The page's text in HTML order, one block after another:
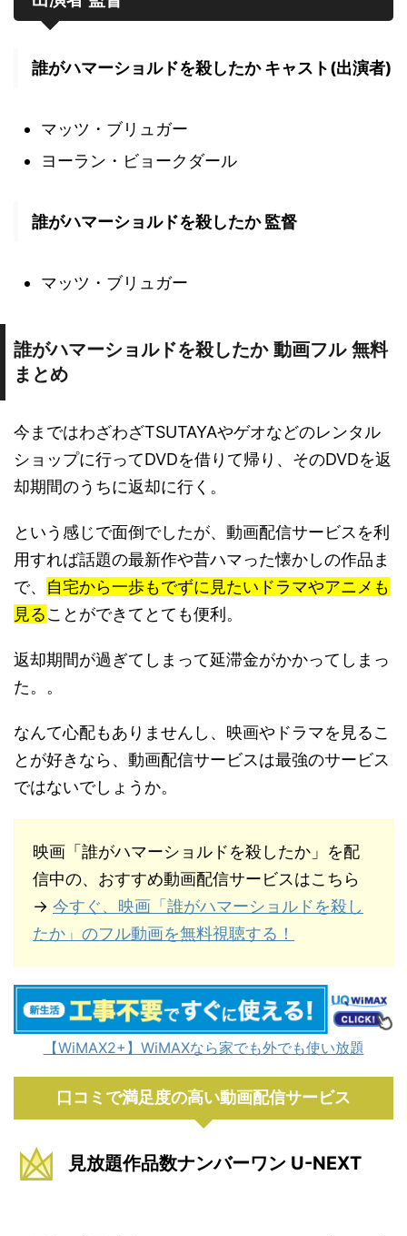
誰がハマーショルドを殺したか キャスト(出演者)
マッツ・ブリュガー
ヨーラン・ビョークダール
誰がハマーショルドを殺したか 監督
マッツ・ブリュガー
誰がハマーショルドを殺したか 動画フル 無料
まとめ
今まではわざわざTSUTAYAやゲオなどのレンタル
ショップに行ってDVDを借りて帰り、そのDVDを返
却期間のうちに返却に行く。
という感じで面倒でしたが、動画配信サービスを利
用すれば話題の最新作や昔ハマった懐かしの作品ま
で、 自宅から一歩もでずに見たいドラマやアニメも
見ることができてとても便利。
返却期間が過ぎてしまって延滞金がかかってしまっ
た。。
なんて心配もありませんし、映画やドラマを見るこ
とが好きなら、動画配信サービスは最強のサービス
ではないでしょうか。
映画「誰がハマーショルドを殺したか」を配
信中の、おすすめ動画配信サービスはこちら
→ 今すぐ、映画「誰がハマーショルドを殺し
たか」のフル動画を無料視聴する！
【WiMAX2+】WiMAXなら家でも外でも使い放題
口コミで満足度の高い動画配信サービス
見放題作品数ナンバーワン U-NEXT